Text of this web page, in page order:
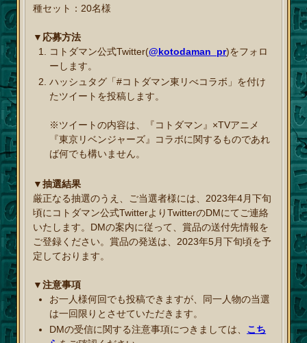
種セット：20名様
▼応募方法
コトダマン公式Twitter(@kotodaman_pr)をフォロ
ーします。
ハッシュタグ「#コトダマン東リべコラボ」を付け
たツイートを投稿します。
※ツイートの内容は、『コトダマン』×TVアニメ
『東京リベンジャーズ』コラボに関するものであれ
ば何でも構いません。
▼抽選結果
厳正なる抽選のうえ、ご当選者様には、2023年4月下旬
頃にコトダマン公式TwitterよりTwitterのDMにてご連絡
いたします。DMの案内に従って、賞品の送付先情報を
ご登録ください。賞品の発送は、2023年5月下旬頃を予
定しております。
▼注意事項
お一人様何回でも投稿できますが、同一人物の当選
は一回限りとさせていただきます。
DMの受信に関する注意事項につきましては、 こち